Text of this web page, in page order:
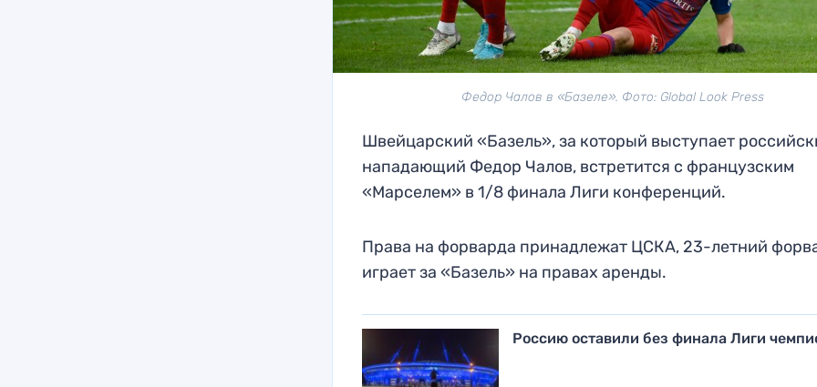
Федор Чалов в «Базеле». Фото: Global Look Press
Швейцарский «Базель», за который выступает
нападающий Федор Чалов, встретится с французским
«Марселем» в 1/8 финала Лиги конференций.
Права на форварда принадлежат ЦСКА, 23-летний
играет за «Базель» на правах аренды.
Россию оставили без финала Лиги